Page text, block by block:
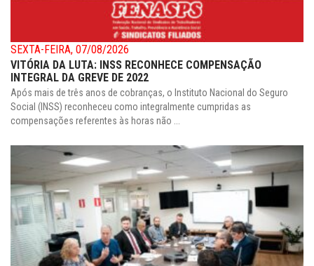
SEXTA-FEIRA, 07/08/2026
VITÓRIA DA LUTA: INSS RECONHECE COMPENSAÇÃO
INTEGRAL DA GREVE DE 2022
Após mais de três anos de cobranças, o Instituto Nacional do Seguro
Social (INSS) reconheceu como integralmente cumpridas as
compensações referentes às horas não ...